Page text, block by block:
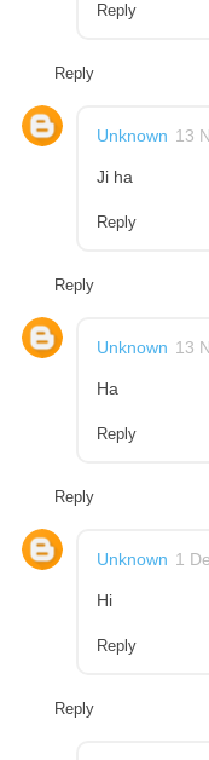
Reply
Reply
Unknown 13
Ji ha
Reply
Reply
Unknown 13
Ha
Reply
Reply
Unknown 1
Hi
Reply
Reply